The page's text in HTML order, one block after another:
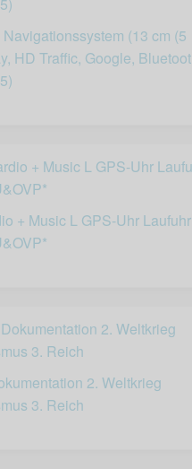
(13 cm (5
HD Traffic, Google,
+ Music L GPS-Uhr Laufuhr
2. Weltkrieg
3. Reich